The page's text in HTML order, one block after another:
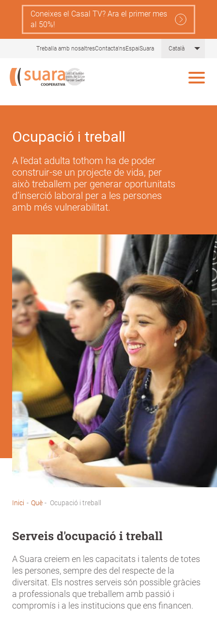
content
Coneixes el Casal TV? Ara el primer mes
al 50%!
Treballa amb nosaltresContacta'nsEspaiSuara Català List
Ocupació i treball
A l'edat adulta tothom ha de poder
construir-se un projecte de vida, per
això treballem per generar oportunitats
d’inserció laboral per a les persones
amb més vulnerabilitat.
d'Ariadna
Inici - Què - Ocupació i treball
Serveis d'ocupació i treball
A Suara creiem en les capacitats i talents de totes
les persones, sempre des del respecte de la
diversitat. Els nostres serveis són possible gràcies
a professionals que treballem amb passió i
compromís i a les institucions que ens financen.